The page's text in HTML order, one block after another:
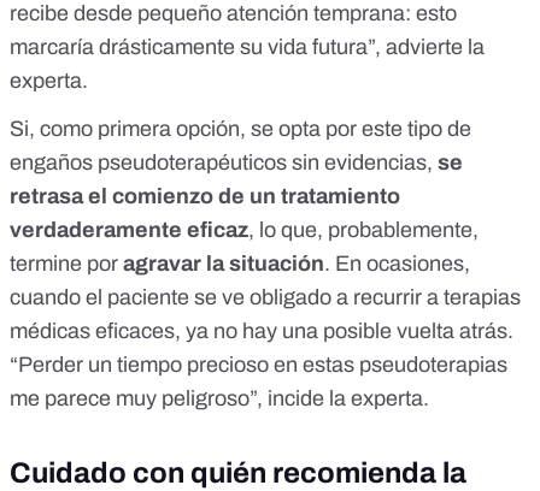
recibe desde pequeño atención temprana: esto
marcaría drásticamente su vida futura”, advierte la
experta.
Si, como primera opción, se opta por este tipo de
engaños pseudoterapéuticos sin evidencias, se
retrasa el comienzo de un tratamiento
verdaderamente eficaz, lo que, probablemente,
termine por agravar la situación. En ocasiones,
cuando el paciente se ve obligado a recurrir a terapias
médicas eficaces, ya no hay una posible vuelta atrás.
“Perder un tiempo precioso en estas pseudoterapias
me parece muy peligroso”, incide la experta.
Cuidado con quién recomienda la